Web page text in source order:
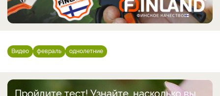
Видео февраль однолетние
Пройдите тест! Узнайте, насколько вы